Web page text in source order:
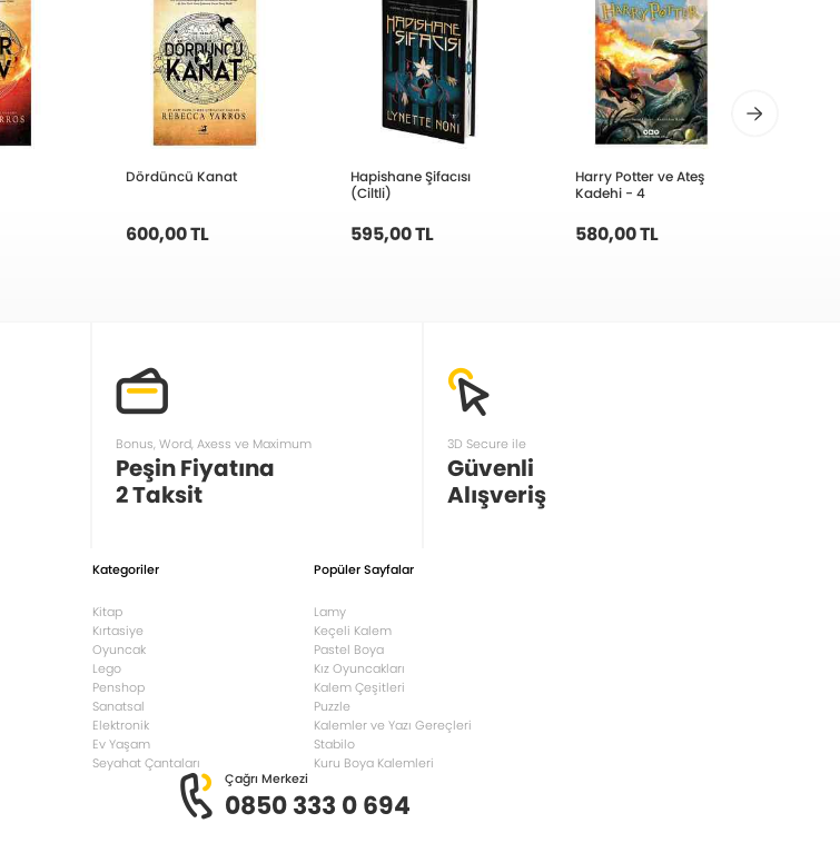
Dördüncü Kanat
600,00 TL
Hapishane Şifacısı
(Ciltli)
595,00 TL
Harry Potter ve Ateş
Kadehi - 4
580,00 TL
Bonus, Word, Axess ve Maximum
Peşin Fiyatına
2 Taksit
3D Secure ile
Güvenli
Alışveriş
Kategoriler
Kitap
Kırtasiye
Oyuncak
Lego
Penshop
Sanatsal
Elektronik
Ev Yaşam
Seyahat Çantaları
Popüler Sayfalar
Lamy
Keçeli Kalem
Pastel Boya
Kız Oyuncakları
Kalem Çeşitleri
Puzzle
Kalemler ve Yazı Gereçleri
Stabilo
Kuru Boya Kalemleri
Çağrı Merkezi
0850 333 0 694